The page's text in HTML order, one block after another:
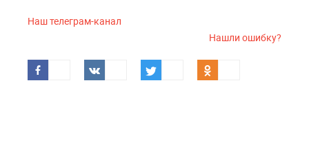
Наш телеграм-канал
Нашли ошибку?